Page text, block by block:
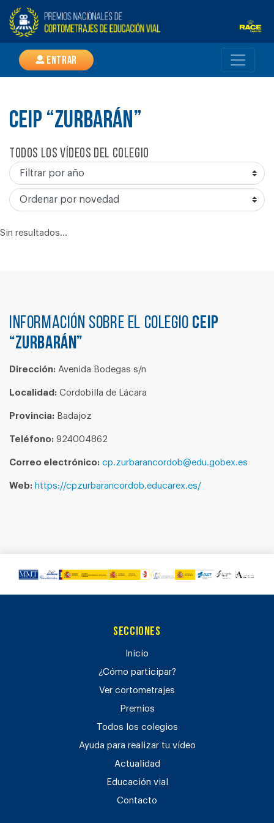
Entrar
CEIP “ZURBARÁN”
Todos los vídeos del colegio
Sin resultados...
Información sobre el colegio CEIP
“ZURBARÁN”
Dirección: Avenida Bodegas s/n
Localidad: Cordobilla de Lácara
Provincia: Badajoz
Teléfono: 924004862
Correo electrónico: cp.zurbarancordob@edu.gobex.es
Web: https://cpzurbarancordob.educarex.es/
Secciones
Inicio
¿Cómo participar?
Ver cortometrajes
Premios
Todos los colegios
Ayuda para realizar tu vídeo
Actualidad
Educación vial
Contacto